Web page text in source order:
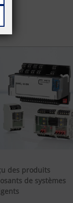
des produits
de systèmes